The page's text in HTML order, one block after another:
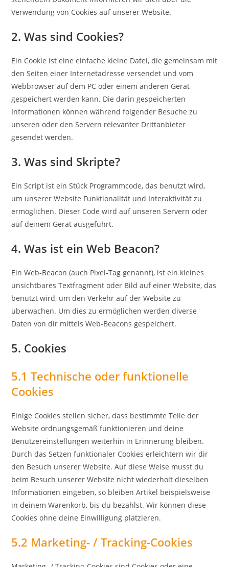
Verwendung von Cookies auf unserer Website.
2. Was sind Cookies?
Ein Cookie ist eine einfache kleine Datei, die gemeinsam mit
den Seiten einer Internetadresse versendet und vom
Webbrowser auf dem PC oder einem anderen Gerät
gespeichert werden kann. Die darin gespeicherten
Informationen können während folgender Besuche zu
unseren oder den Servern relevanter Drittanbieter
gesendet werden.
3. Was sind Skripte?
Ein Script ist ein Stück Programmcode, das benutzt wird,
um unserer Website Funktionalität und Interaktivität zu
ermöglichen. Dieser Code wird auf unseren Servern oder
auf deinem Gerät ausgeführt.
4. Was ist ein Web Beacon?
Ein Web-Beacon (auch Pixel-Tag genannt), ist ein kleines
unsichtbares Textfragment oder Bild auf einer Website, das
benutzt wird, um den Verkehr auf der Website zu
überwachen. Um dies zu ermöglichen werden diverse
Daten von dir mittels Web-Beacons gespeichert.
5. Cookies
5.1 Technische oder funktionelle
Cookies
Einige Cookies stellen sicher, dass bestimmte Teile der
Website ordnungsgemäß funktionieren und deine
Benutzereinstellungen weiterhin in Erinnerung bleiben.
Durch das Setzen funktionaler Cookies erleichtern wir dir
den Besuch unserer Website. Auf diese Weise musst du
beim Besuch unserer Website nicht wiederholt dieselben
Informationen eingeben, so bleiben Artikel beispielsweise
in deinem Warenkorb, bis du bezahlst. Wir können diese
Cookies ohne deine Einwilligung platzieren.
5.2 Marketing- / Tracking-Cookies